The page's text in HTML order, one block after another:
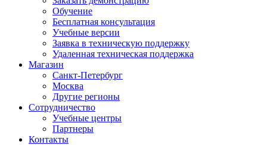
Обучение
Бесплатная консультация
Учебные версии
Заявка в техническую поддержку
Удаленная техническая поддержка
Магазин
Санкт-Петербург
Москва
Другие регионы
Сотрудничество
Учебные центры
Партнеры
Контакты